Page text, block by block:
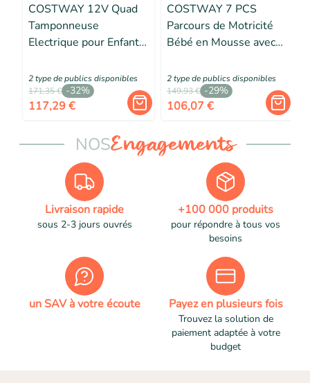
COSTWAY 12V Quad
Tamponneuse
Electrique pour Enfants,
Musique, Rotation à
360°, 18+ Mois, Rose
2type de publics disponibles
171,35 € -32%
117,29 €
COSTWAY 7 PCS
Parcours de Motricité
Bébé en Mousse avec
Constrcution pour Jeu
pour Grimper Ramper
Bleu
2type de publics disponibles
149,93 € -29%
106,07 €
NOSEngagements
Livraison rapide
sous 2-3 jours ouvrés
+100 000 produits
pour répondre à tous vos
besoins
un SAV à votre écoute Payez en plusieurs fois
Trouvez la solution de
paiement adaptée à votre
budget